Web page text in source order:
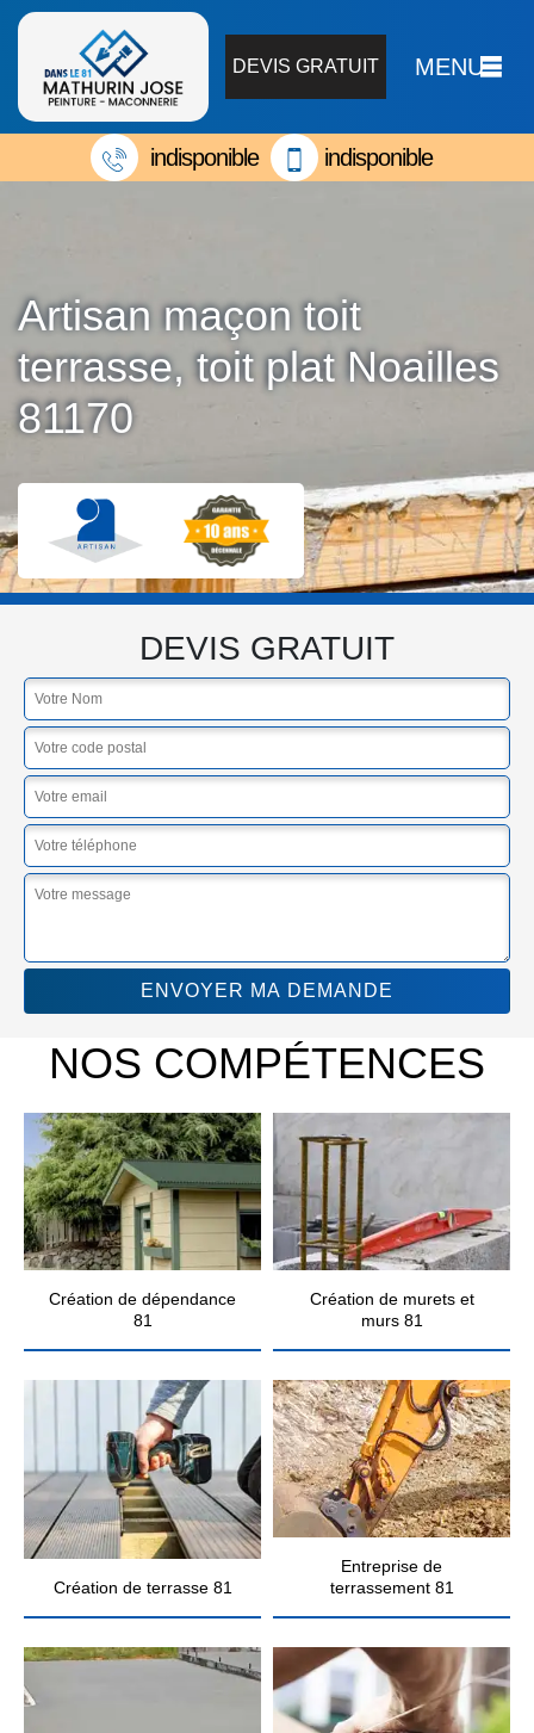
DEVIS GRATUIT MENU
indisponible indisponible
Artisan maçon toit
terrasse, toit plat Noailles
81170
DEVIS GRATUIT
NOS COMPÉTENCES
Création de dépendance
81
Création de murets et
murs 81
Création de terrasse 81
Entreprise de
terrassement 81